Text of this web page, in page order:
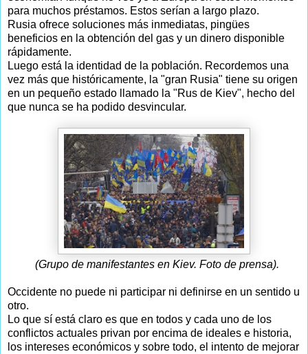
para muchos préstamos. Estos serían a largo plazo.
Rusia ofrece soluciones más inmediatas, pingües
beneficios en la obtención del gas y un dinero disponible
rápidamente.
Luego está la identidad de la población. Recordemos una
vez más que históricamente, la "gran Rusia" tiene su origen
en un pequeño estado llamado la "Rus de Kiev", hecho del
que nunca se ha podido desvincular.
(Grupo de manifestantes en Kiev. Foto de prensa).
Occidente no puede ni participar ni definirse en un sentido u
otro.
Lo que sí está claro es que en todos y cada uno de los
conflictos actuales privan por encima de ideales e historia,
los intereses económicos y sobre todo, el intento de mejorar